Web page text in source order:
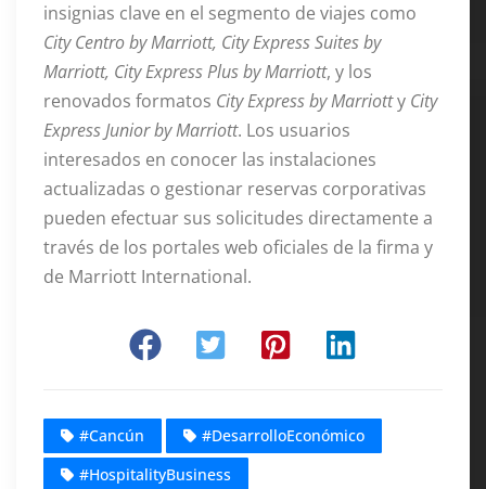
insignias clave en el segmento de viajes como
City Centro by Marriott, City Express Suites by
Marriott, City Express Plus by Marriott, y los
renovados formatos City Express by Marriotty City
Express Junior by Marriott. Los usuarios
interesados en conocer las instalaciones
actualizadas o gestionar reservas corporativas
pueden efectuar sus solicitudes directamente a
través de los portales web oficiales de la firma y
de Marriott International.
#Cancún
#DesarrolloEconómico
#HospitalityBusiness